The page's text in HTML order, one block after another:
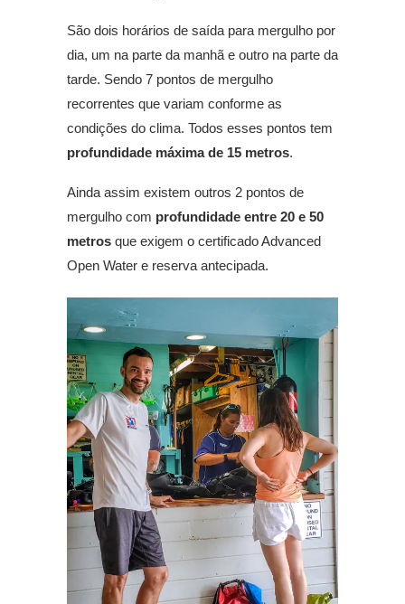
São dois horários de saída para mergulho por
dia, um na parte da manhã e outro na parte da
tarde. Sendo 7 pontos de mergulho
recorrentes que variam conforme as
condições do clima. Todos esses pontos tem
profundidade máxima de 15 metros.
Ainda assim existem outros 2 pontos de
mergulho com profundidade entre 20 e 50
metros que exigem o certificado Advanced
Open Water e reserva antecipada.